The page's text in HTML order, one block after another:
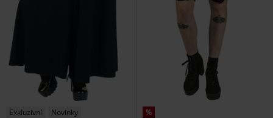
Exkluzivní Novinky %